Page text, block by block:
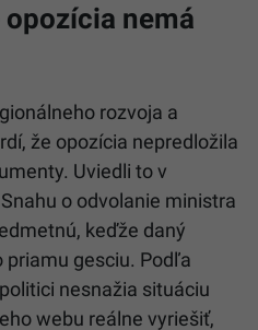
pre nich väčšiu váhu.
eur radšej na opravu
vo svojich mestách a
nechajú Migaľovi na jeho
ministerský post sa
presunie do
nemá